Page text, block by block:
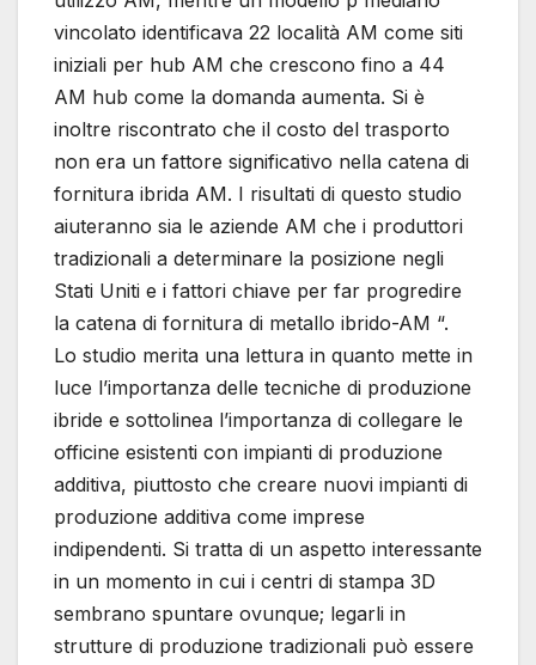
vincolato identificava 22 località AM come siti
iniziali per hub AM che crescono fino a 44
AM hub come la domanda aumenta. Si è
inoltre riscontrato che il costo del trasporto
non era un fattore significativo nella catena di
fornitura ibrida AM. I risultati di questo studio
aiuteranno sia le aziende AM che i produttori
tradizionali a determinare la posizione negli
Stati Uniti e i fattori chiave per far progredire
la catena di fornitura di metallo ibrido-AM “.
Lo studio merita una lettura in quanto mette in
luce l’importanza delle tecniche di produzione
ibride e sottolinea l’importanza di collegare le
officine esistenti con impianti di produzione
additiva, piuttosto che creare nuovi impianti di
produzione additiva come imprese
indipendenti. Si tratta di un aspetto interessante
in un momento in cui i centri di stampa 3D
sembrano spuntare ovunque; legarli in
strutture di produzione tradizionali può essere